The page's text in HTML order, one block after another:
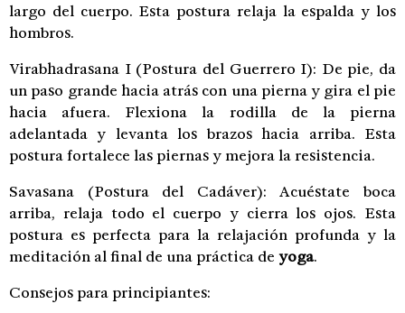
largo del cuerpo. Esta postura relaja la espalda y los
hombros.
Virabhadrasana I (Postura del Guerrero I): De pie, da
un paso grande hacia atrás con una pierna y gira el pie
hacia afuera. Flexiona la rodilla de la pierna
adelantada y levanta los brazos hacia arriba. Esta
postura fortalece las piernas y mejora la resistencia.
Savasana (Postura del Cadáver): Acuéstate boca
arriba, relaja todo el cuerpo y cierra los ojos. Esta
postura es perfecta para la relajación profunda y la
meditación al final de una práctica de yoga.
Consejos para principiantes: